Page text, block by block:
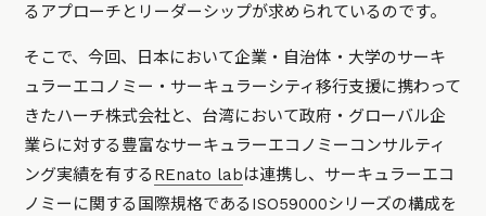
るアプローチとリーダーシップが求められているのです。
そこで、今回、日本において企業・自治体・大学のサーキ
ュラーエコノミー・サーキュラーシティ移行支援に携わって
きたハーチ株式会社と、台湾において政府・グローバル企
業らに対する豊富なサーキュラーエコノミーコンサルティ
ング実績を有するREnato labは連携し、サーキュラーエコ
ノミーに関する国際規格であるISO59000シリーズの構成を